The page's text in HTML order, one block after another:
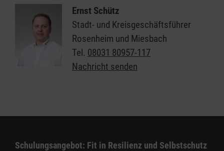
Ernst Schütz
Stadt- und Kreisgeschäftsführer
Rosenheim und Miesbach
Tel. 08031 80957-117
Nachricht senden
Schulungsangebot: Fit in Resilienz und Selbstschutz